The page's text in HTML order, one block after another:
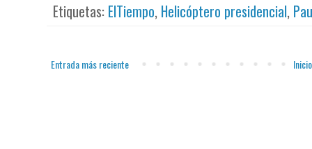
Etiquetas: ElTiempo, Helicóptero presidencial,
Entrada más reciente Inicio